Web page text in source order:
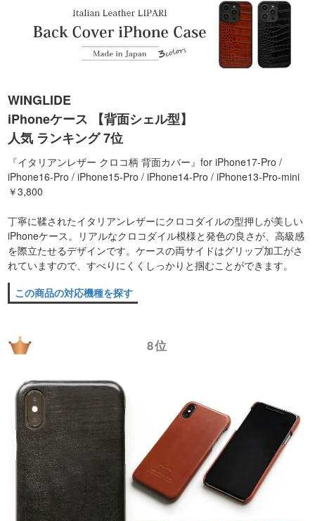
WINGLIDE
iPhoneケース 【背面シェル型】
人気 ランキング 7位
『イタリアンレザー クロコ柄 背面カバー』for iPhone17-Pro /
iPhone16-Pro / iPhone15-Pro / iPhone14-Pro / iPhone13-Pro-mini
￥3,800
丁寧に鞣されたイタリアンレザーにクロコダイルの型押しが美しい
iPhoneケース。リアルなクロコダイル模様と発色の良さが、高級感
を際立たせるデザインです。ケースの両サイドはグリップ加工がさ
れていますので、すべりにくくしっかりと掴むことができます。
この商品の対応機種を探す
8位